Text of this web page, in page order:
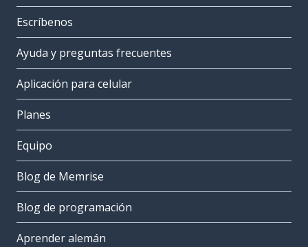
Escríbenos
Ayuda y preguntas frecuentes
Aplicación para celular
Planes
Equipo
Blog de Memrise
Blog de programación
Aprender alemán